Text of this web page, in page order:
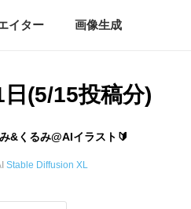
イター 画像生成
(5/15投稿分)
&くるみ@AIイラスト🔰
Stable Diffusion XL